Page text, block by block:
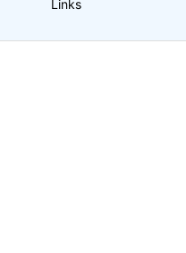
Links